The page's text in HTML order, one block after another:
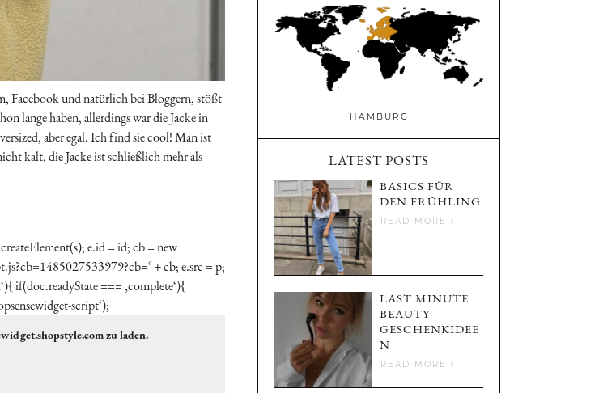
Facebook und natürlich bei Bloggern, stößt
lange haben, allerdings war die Jacke in
aber egal. Ich find sie cool! Man ist
kalt, die Jacke ist schließlich mehr als
e.id = id; cb = new
+ cb; e.src = p;
if(doc.readyState === ‚complete‘){
script‘);
zu laden.
HAMBURG
LATEST POSTS
BASICS FÜR
DEN FRÜHLING
READ MORE
LAST MINUTE
BEAUTY
GESCHENKIDEE
N
READ MORE